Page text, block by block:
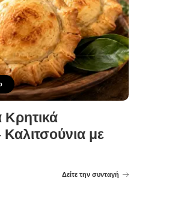
με
Δείτε την συνταγή